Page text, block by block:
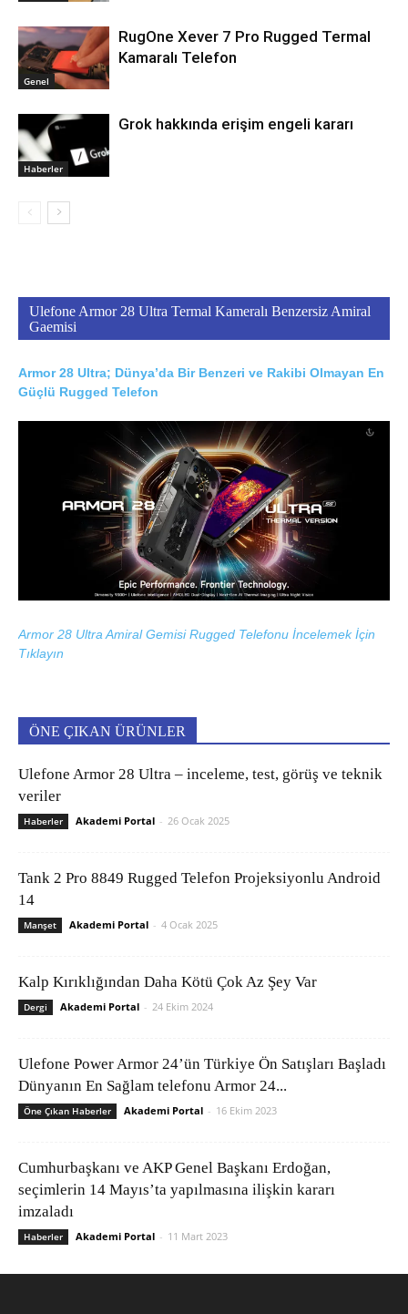
Genel
RugOne Xever 7 Pro Rugged Termal
Kamaralı Telefon
Haberler
Grok hakkında erişim engeli kararı
Ulefone Armor 28 Ultra Termal Kameralı Benzersiz Amiral
Gaemisi
Armor 28 Ultra; Dünya’da Bir Benzeri ve Rakibi Olmayan En
Güçlü Rugged Telefon
Armor 28 Ultra Amiral Gemisi Rugged Telefonu İncelemek İçin
Tıklayın
ÖNE ÇIKAN ÜRÜNLER
Ulefone Armor 28 Ultra – inceleme, test, görüş ve teknik
veriler
Haberler Akademi Portal - 26 Ocak 2025
Tank 2 Pro 8849 Rugged Telefon Projeksiyonlu Android
14
Manşet Akademi Portal - 4 Ocak 2025
Kalp Kırıklığından Daha Kötü Çok Az Şey Var
Dergi Akademi Portal - 24 Ekim 2024
Ulefone Power Armor 24’ün Türkiye Ön Satışları Başladı
Dünyanın En Sağlam telefonu Armor 24...
Öne Çıkan Haberler Akademi Portal - 16 Ekim 2023
Cumhurbaşkanı ve AKP Genel Başkanı Erdoğan,
seçimlerin 14 Mayıs’ta yapılmasına ilişkin kararı
imzaladı
Haberler Akademi Portal - 11 Mart 2023